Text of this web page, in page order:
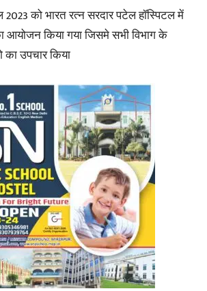
को भारत रत्न सरदार पटेल हॉस्पिटल में
आयोजन किया गया जिसमे सभी विभाग के
का उपचार किया